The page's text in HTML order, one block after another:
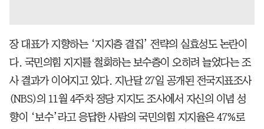
장 대표가 지향하는 ‘지지층 결집’ 전략의 실효성도 논란이
다. 국민의힘 지지를 철회하는 보수층이 오히려 늘었다는 조
사 결과가 이어지고 있다. 지난달 27일 공개된 전국지표조사
(NBS)의 11월 4주차 정당 지지도 조사에서 자신의 이념 성
향이 ‘보수’라고 응답한 사람의 국민의힘 지지율은 47%로